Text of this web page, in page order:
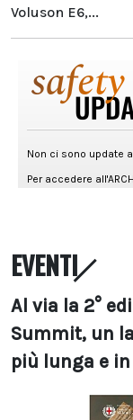
Voluson E6,...
EVENTI
Al via la 2°
Summit, un
più lunga e